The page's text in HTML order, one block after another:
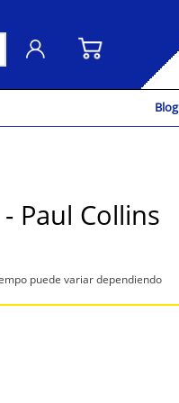
Blog
Paul Collins
puede variar dependiendo